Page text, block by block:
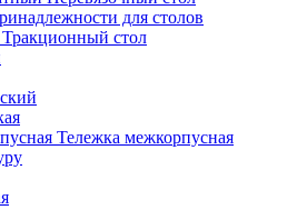
для столов
Тракционный стол
Тележка межкорпусная